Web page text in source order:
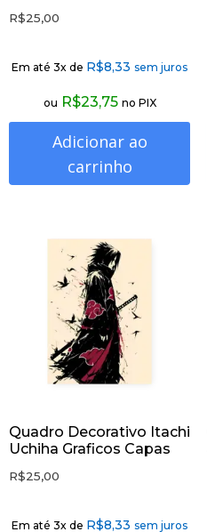
R$25,00
Em até 3x de R$8,33 sem juros
ou R$23,75 no PIX
Adicionar ao
carrinho
Quadro Decorativo Itachi
Uchiha Graficos Capas
R$25,00
Em até 3x de R$8,33 sem juros